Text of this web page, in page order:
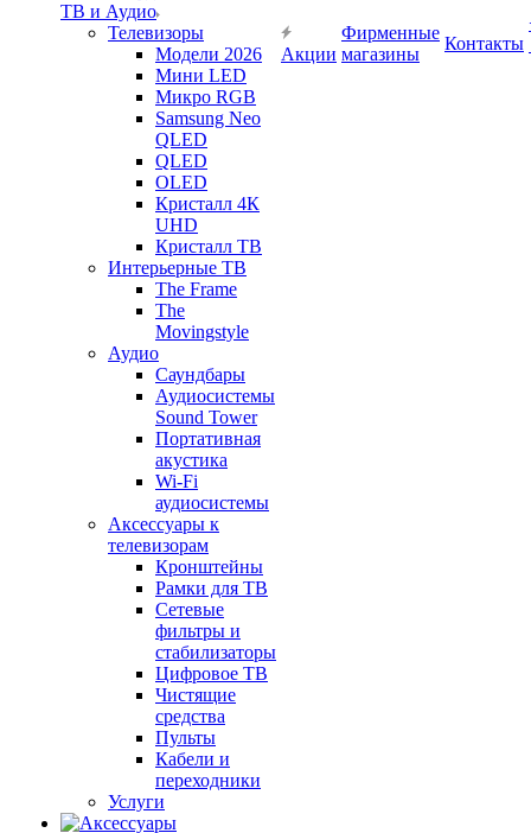
ТВ и Аудио
Телевизоры
Модели 2026
Мини LED
Микро RGB
Samsung Neo
QLED
QLED
OLED
Кристалл 4К
UHD
Кристалл ТВ
Интерьерные ТВ
The Frame
The
Movingstyle
Аудио
Саундбары
Аудиосистемы
Sound Tower
Портативная
акустика
Wi-Fi
аудиосистемы
Аксессуары к
телевизорам
Кронштейны
Рамки для ТВ
Сетевые
фильтры и
стабилизаторы
Цифровое ТВ
Чистящие
средства
Пульты
Кабели и
переходники
Услуги
Акции
Фирменные
магазины
Контакты